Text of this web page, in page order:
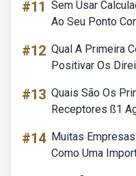
#11 Sem Usar
Ao Seu Ponto
#12 Qual A Primeira
Positivar Os
#13 Quais São Os
Receptores ß1
#14 Muitas
Como Uma